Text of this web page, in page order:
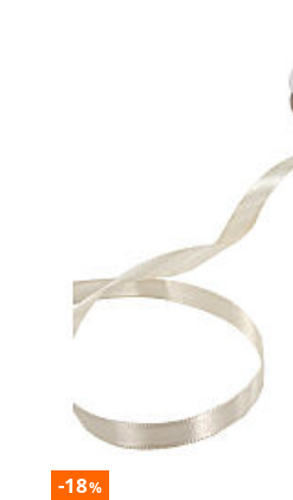
-18%